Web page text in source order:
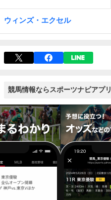
ウィンズ・エクセル
競馬情報ならスポーツナビアプリ